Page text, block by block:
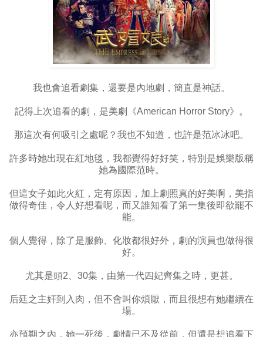
我也會追看劇集，還要是內地劇，簡直是神話。
記得上次追看的劇，是美劇《American Horror Story》。
那這次有何吸引之處呢？我也不知道，也許是范冰冰吧。
許多時她出現在紅地毯，我都覺得好好笑，特別是娛樂版稱
她為國際范時。
但這女子如此火紅，定有原因，加上劇照真的好美啊，美指
做得奇佳，令人好想看呢，而又誰知看了第一集後即欲罷不
能。
個人覺得，除了是服飾、化妝都很好外，劇的演員也做得很
好。
尤其是頭2、30集，由第一代四妃齊集之時，更甚。
后廷之主奸到入肉，但不會叫你煩厭，而且很想有她繼續在
場。
亦預期之內，她一死後，劇情已不及從前，但還是想追看下